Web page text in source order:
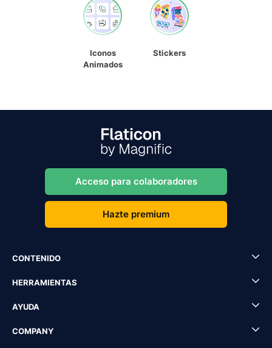
Iconos
Animados
Stickers
Acceso para colaboradores
Hazte premium
CONTENIDO
HERRAMIENTAS
AYUDA
COMPANY